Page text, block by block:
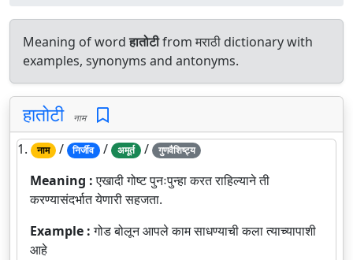
Meaning of wordहातोटीfrom मराठी dictionary with
examples, synonyms and antonyms.
हातोटी नाम
1. नाम / निर्जीव / अमूर्त / गुणवैशिष्ट्य
Meaning :एखादी गोष्ट पुनःपुन्हा करत राहिल्याने ती
करण्यासंदर्भात येणारी सहजता.
Example :गोड बोलून आपले काम साधण्याची कला त्याच्यापाशी
आहे